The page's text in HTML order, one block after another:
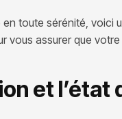
toute sérénité, voici
vous assurer que
et